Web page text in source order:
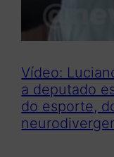
Vídeo:
a deputado
do esporte,